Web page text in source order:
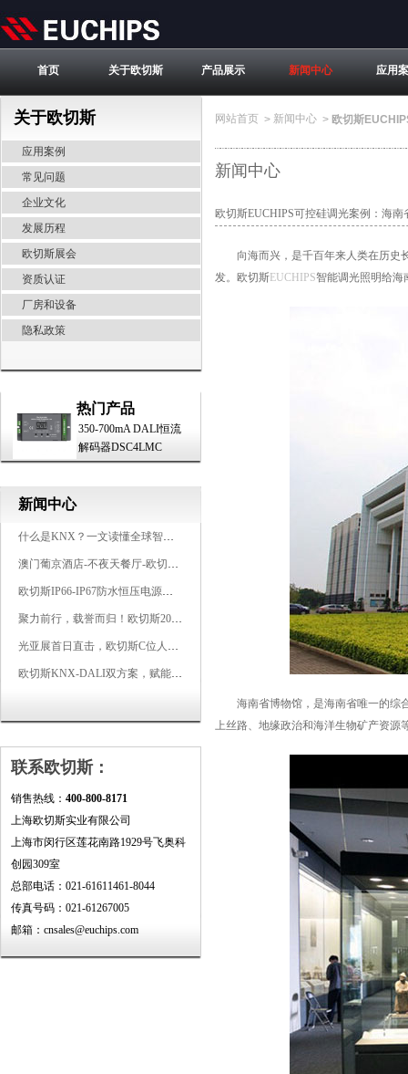
首页 关于欧切斯 产品展示 新闻中心 应用
关于欧切斯
应用案例
常见问题
企业文化
发展历程
欧切斯展会
资质认证
厂房和设备
隐私政策
热门产品
350-700mA DALI恒流
解码器DSC4LMC
新闻中心
什么是KNX？一文读懂全球智能建筑控制标准
澳门葡京酒店-不夜天餐厅-欧切斯KNX智能控制系统打造高端智慧空间
欧切斯IP66-IP67防水恒压电源，无惧风雨，智稳如一
聚力前行，载誉而归！欧切斯2026光亚展完美收官
光亚展首日直击，欧切斯C位人气爆棚-双奖加冕，实力再出圈
欧切斯KNX-DALI双方案，赋能广州有马空间日式轻奢静谧之光
联系欧切斯：
销售热线： 400-800-8171
上海欧切斯实业有限公司
上海市闵行区莲花南路1929号飞奥科
创园309室
总部电话：021-61611461-8044
传真号码：021-61267005
邮箱：cnsales@euchips.com
网站首页 > 新闻中心 > 欧切斯
新闻中心
欧切斯EUCHIPS可控硅调光案例：海南
向海而兴，是千百年来人类在历史长
发。欧切斯 EUCHIPS智能调光照明给海
海南省博物馆，是海南省唯一的综合
上丝路、地缘政治和海洋生物矿产资源